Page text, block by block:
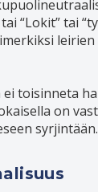
“Lokit” tai
toisinneta
on
syrjintään.